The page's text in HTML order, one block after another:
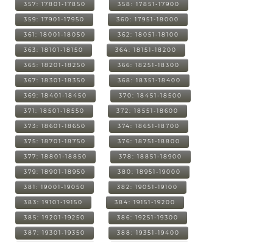
357: 17801-17850 358: 17851-17900
359: 17901-17950 360: 17951-18000
361: 18001-18050 362: 18051-18100
363: 18101-18150 364: 18151-18200
365: 18201-18250 366: 18251-18300
367: 18301-18350 368: 18351-18400
369: 18401-18450 370: 18451-18500
371: 18501-18550 372: 18551-18600
373: 18601-18650 374: 18651-18700
375: 18701-18750 376: 18751-18800
377: 18801-18850 378: 18851-18900
379: 18901-18950 380: 18951-19000
381: 19001-19050 382: 19051-19100
383: 19101-19150 384: 19151-19200
385: 19201-19250 386: 19251-19300
387: 19301-19350 388: 19351-19400